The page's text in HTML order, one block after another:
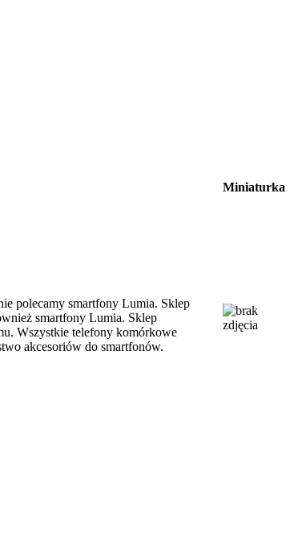
Miniaturka
polecamy smartfony Lumia. Sklep
smartfony Lumia. Sklep
Wszystkie telefony komórkowe
akcesoriów do smartfonów.